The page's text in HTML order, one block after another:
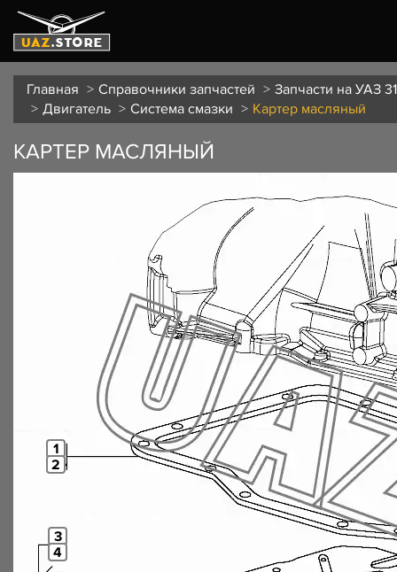
Главная Справочники запчастей
Запчасти на УАЗ
Двигатель
Система смазки Картер масляный
КАРТЕР МАСЛЯНЫЙ
1
2
3
4